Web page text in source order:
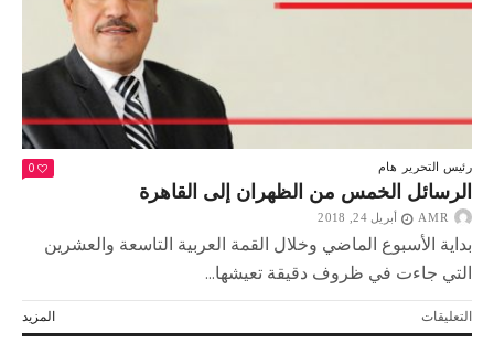
مغلقة
رئيس التحرير هام 0
الرسائل الخمس من الظهران إلى القاهرة
AMR أبريل 24, 2018
بداية الأسبوع الماضي وخلال القمة العربية التاسعة والعشرين
التي جاءت في ظروف دقيقة تعيشها...
المزيد التعليقاتعلى
الرسائل